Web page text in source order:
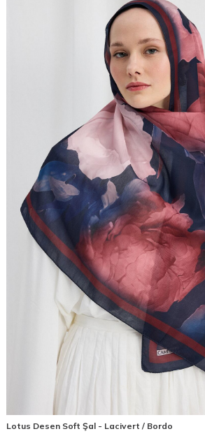
Lotus Desen Soft Şal - Lacivert / Bordo